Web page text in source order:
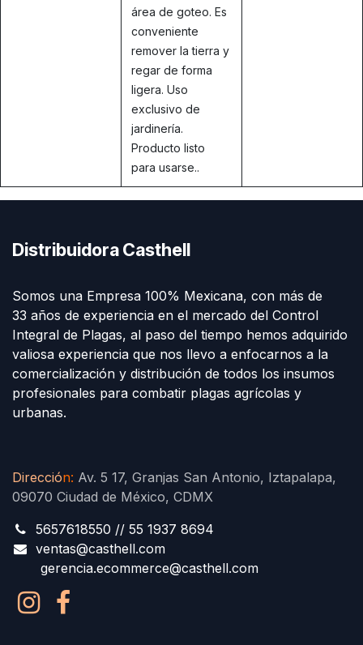
área de goteo. Es
conveniente
remover la tierra y
regar de forma
ligera. Uso
exclusivo de
jardinería.
Producto listo
para usarse..
Distribuidora Casthell
Somos una Empresa 100% Mexicana, con más de
33 años de experiencia en el mercado del Control
Integral de Plagas, al paso del tiempo hemos adquirido
valiosa experiencia que nos llevo a enfocarnos a la
comercialización y distribución de todos los insumos
profesionales para combatir plagas agrícolas y
urbanas.
Dirección: Av. 5 17, Granjas San Antonio, Iztapalapa,
09070 Ciudad de México, CDMX
5657618550 // 55 1937 8694
ventas@casthell.com
gerencia.ecommerce@casthell.com